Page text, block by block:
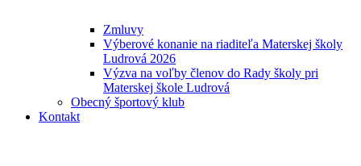
Zmluvy
Výberové konanie na riaditeľa Materskej školy
Ludrová 2026
Výzva na voľby členov do Rady školy pri
Materskej škole Ludrová
Obecný športový klub
Kontakt